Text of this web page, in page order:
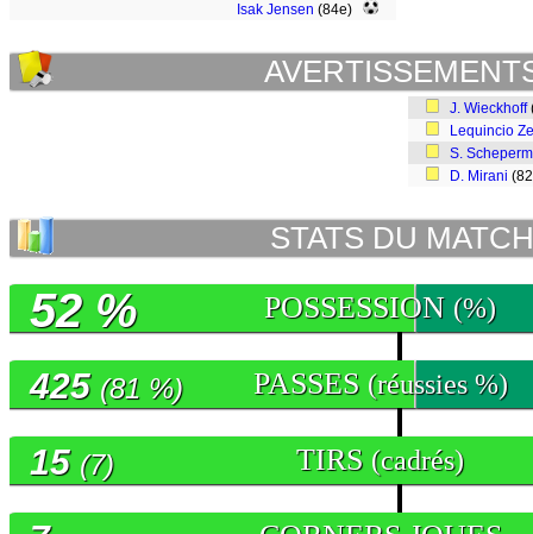
Isak Jensen (84e)
J. Wieckhoff
Lequincio
S.
D. Mirani
STATS DU MATCH
POSSESSION (%)
52 %
PASSES (réussies %)
425 (81 %)
TIRS (cadrés)
15 (7)